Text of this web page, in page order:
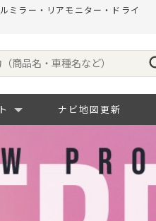
ミラー・リアモニター・ドライ
ナビ地図更新